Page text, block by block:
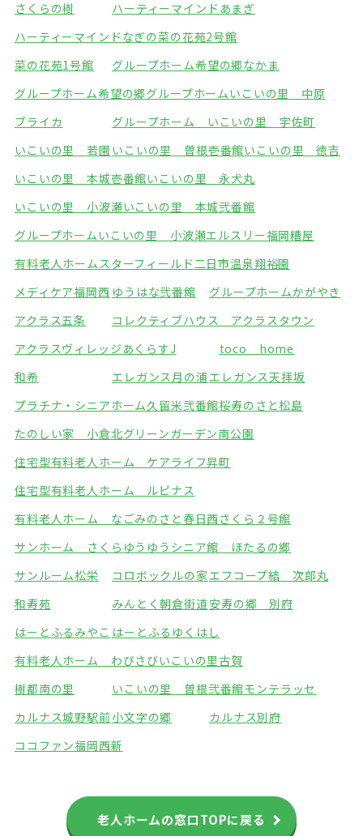
さくらの樹
ハーティーマインドあまぎ
ハーティーマインドなぎの菜の花苑2号館
菜の花苑1号館
グループホーム希望の郷なかま
グループホーム希望の郷グループホームいこいの里 中原
ブライカ
グループホーム いこいの里 宇佐町
いこいの里 若園 いこいの里 曽根壱番館いこいの里 徳吉
いこいの里 本城壱番館いこいの里 永犬丸
いこいの里 小波瀬いこいの里 本城弐番館
グループホームいこいの里 小波瀬エルスリー福岡糟屋
有料老人ホームスターフィールド二日市温泉翔裕園
メディケア福岡西 ゆうはな弐番館
グループホームかがやき
アクラス五条
コレクティブハウス アクラスタウン
アクラスヴィレッジ あくらすJ
toco home
和希
エレガンス月の浦エレガンス天拝坂
プラチナ・シニアホーム久留米弐番館桜寿のさと松島
たのしい家 小倉北グリーンガーデン南公園
住宅型有料老人ホーム ケアライフ昇町
住宅型有料老人ホーム ルピナス
有料老人ホーム なごみのさと春日西さくら２号館
サンホーム さくら ゆうゆうシニア館 ほたるの郷
サンルーム松栄
コロボックルの家エフコープ結 次郎丸
和寿苑
みんとく朝倉街道安寿の郷 別府
はーとふるみやこ はーとふるゆくはし
有料老人ホーム わびさびいこいの里古賀
樹都南の里
いこいの里 曽根弐番館モンテラッセ
カルナス城野駅前小文字の郷
カルナス別府
ココファン福岡西新
老人ホームの窓口TOPに戻る